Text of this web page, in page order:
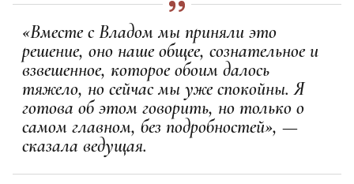
«Вместе с Владом мы приняли это
решение, оно наше общее, сознательное и
взвешенное, которое обоим далось
тяжело, но сейчас мы уже спокойны. Я
готова об этом говорить, но только о
самом главном, без подробностей», —
сказала ведущая.